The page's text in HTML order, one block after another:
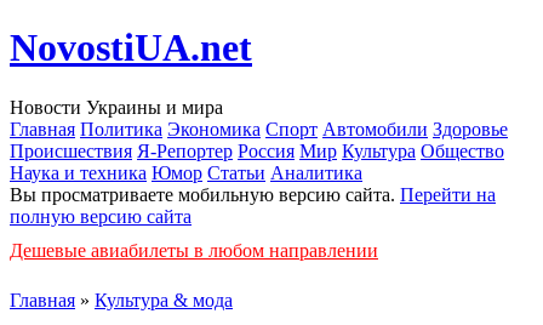
NovostiUA.net
Новости Украины и мира
Главная Политика Экономика Спорт Автомобили Здоровье
Происшествия Я-Репортер Россия Мир Культура Общество
Наука и техника Юмор Статьи Аналитика
Вы просматриваете мобильную версию сайта. Перейти на
полную версию сайта
Дешевые авиабилеты в любом направлении
Главная » Культура & мода